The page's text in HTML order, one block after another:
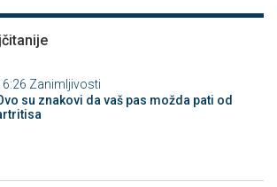
Zanimljivosti
su znakovi da vaš pas možda pati od